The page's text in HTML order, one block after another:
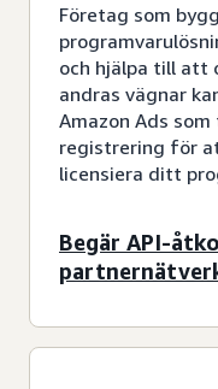
Företag som
och hjälpa till att
andras vägnar
Amazon Ads
registrering för
licensiera ditt
Begär API-